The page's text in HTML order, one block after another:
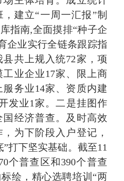
建立“一周一汇报”制
指南,全面摸排“种子企
企业实行全链条跟踪指
共上规入统72家，项
工业企业17家、限上商
务业14家、资质内建
发业1家。二是挂图作
经济普查。及时高效
为下阶段入户登记，
打下坚实基础。截至11
个普查区和390个普查
绘，精心选聘培训“两